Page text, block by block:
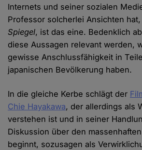
Internets und seiner sozialen
Professor solcherlei Ansichten
Spiegel, ist das eine. Bedenklich
diese Aussagen relevant werden,
gewisse Anschlussfähigkeit in
japanischen Bevölkerung haben.
In die gleiche Kerbe schlägt der
Chie Hayakawa, der allerdings als
verstehen ist und in seiner
Diskussion über den
beginnt, sozusagen als